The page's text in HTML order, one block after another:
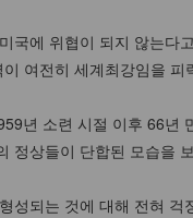
국에 위협이 되지 않는
여전히 세계최강임을 피
년 소련 시절 이후 66
정상들이 단합된 모습
성되는 것에 대해 전혀